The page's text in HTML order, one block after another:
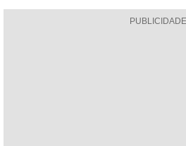
PUBLICIDADE